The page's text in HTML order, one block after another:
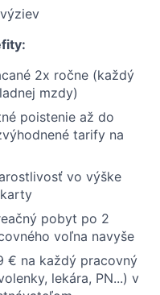
2x ročne (každý
mzdy)
poistenie až do
tarify na
vo výške
pobyt po 2
voľna navyše
€ na každý pracovný
lekára, PN...) v